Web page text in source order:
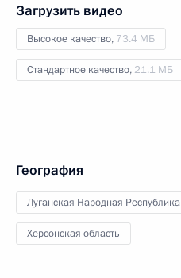
Загрузить видео
Высокое качество, 73.4 МБ
Стандартное качество, 21.1 МБ
География
Луганская Народная Республика
Херсонская область